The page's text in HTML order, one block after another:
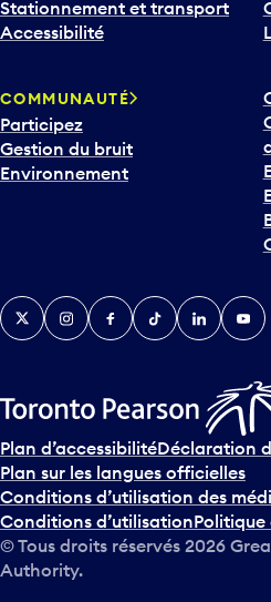
Stationnement et transport
Accessibilité
COMMUNAUTÉ
Participez
Gestion du bruit
Environnement
TwitterInstagramFacebook
TikTokLinkedIn
Plan d’accessibilitéDéclaration
Plan sur les langues officielles
Conditions d’utilisation des
Conditions d’utilisation
© Tous droits réservés 2026
Authority.